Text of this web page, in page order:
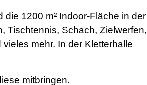
die 1200 m² Indoor-Fläche in der
Tischtennis, Schach, Zielwerfen,
mehr. In der Kletterhalle
mitbringen.